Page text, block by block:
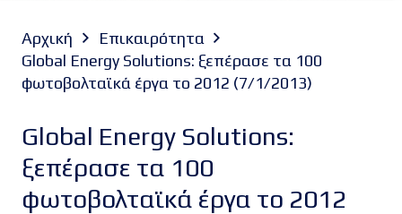
Αρχική
Επικαιρότητα
Global Energy Solutions: ξεπέρασε τα 100
φωτοβολταϊκά έργα το 2012 (7/1/2013)
Global Energy Solutions:
ξεπέρασε τα 100
φωτοβολταϊκά έργα το 2012